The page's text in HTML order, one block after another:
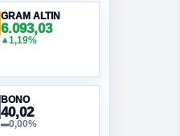
GRAM ALTIN
6.093,03
▲1,19%
BONO
40,02
▬0,00%